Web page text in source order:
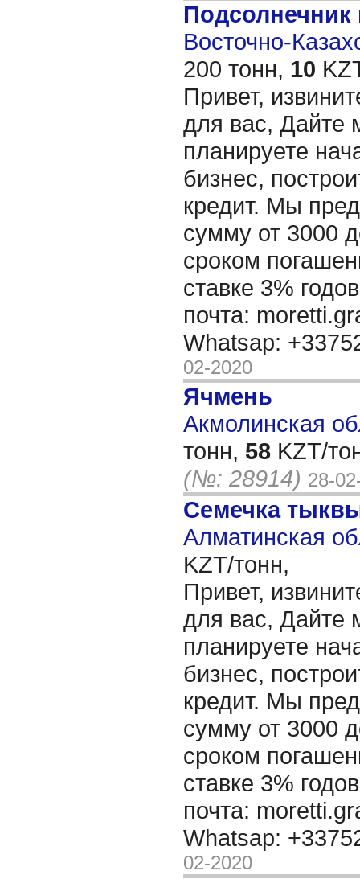
Восточно-
200 тонн, 10
Привет,
для вас, Дайте
планируете
бизнес,
кредит. Мы
сумму от 3000
сроком
ставке 3%
почта:
Whatsap:
02-2020
Ячмень
Акмолинская
тонн, 58 KZT/
(№: 28914) 28-
Семечка
Алматинская
KZT/тонн,
Привет,
для вас, Дайте
планируете
бизнес,
кредит. Мы
сумму от 3000
сроком
ставке 3%
почта:
Whatsap:
02-2020